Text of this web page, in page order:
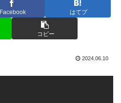
Facebook はてブ
コピー
2024.06.10